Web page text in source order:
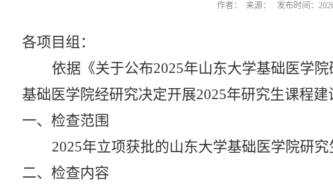
作者： 来源： 发布时间：
各项目组：
依据《关于公布2025年山东大学基础医学
基础医学院经研究决定开展2025年研究生课程建
一、 检查范围
2025年立项获批的山东大学基础医学院研究
二、 检查内容